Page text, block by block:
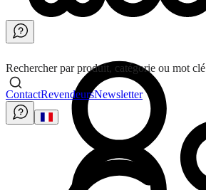
Rechercher par produit, catégorie ou mot clé
ContactRevendeursNewsletter